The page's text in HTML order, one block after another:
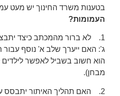
בטענות משרד החינוך יש מעט
העמומות?
1. לא ברור מהמכתב כיצד
ג': האם ייערך שלב א' נוסף עבור
הוא חשוב בשביל לאפשר
מבחן).
2. האם תהליך האיתור יתבסס על נתונים משלב א' של